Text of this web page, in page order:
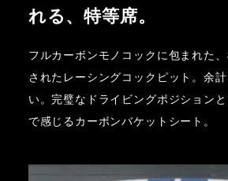
れる、特等席。
フルカーボンモノコックに包まれた
されたレーシングコックピット。余
い。完璧なドライビングポジション
で感じるカーボンバケットシート。